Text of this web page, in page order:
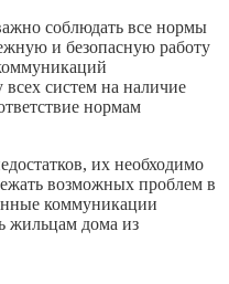
соблюдать все нормы
и безопасную работу
всех систем на наличие
нормам
их необходимо
возможных проблем в
коммуникации
жильцам дома из